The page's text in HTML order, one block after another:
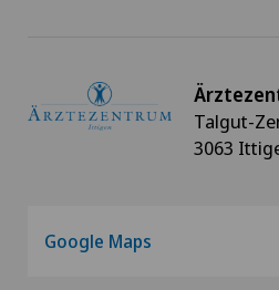
Talgut-
3063
Google Maps